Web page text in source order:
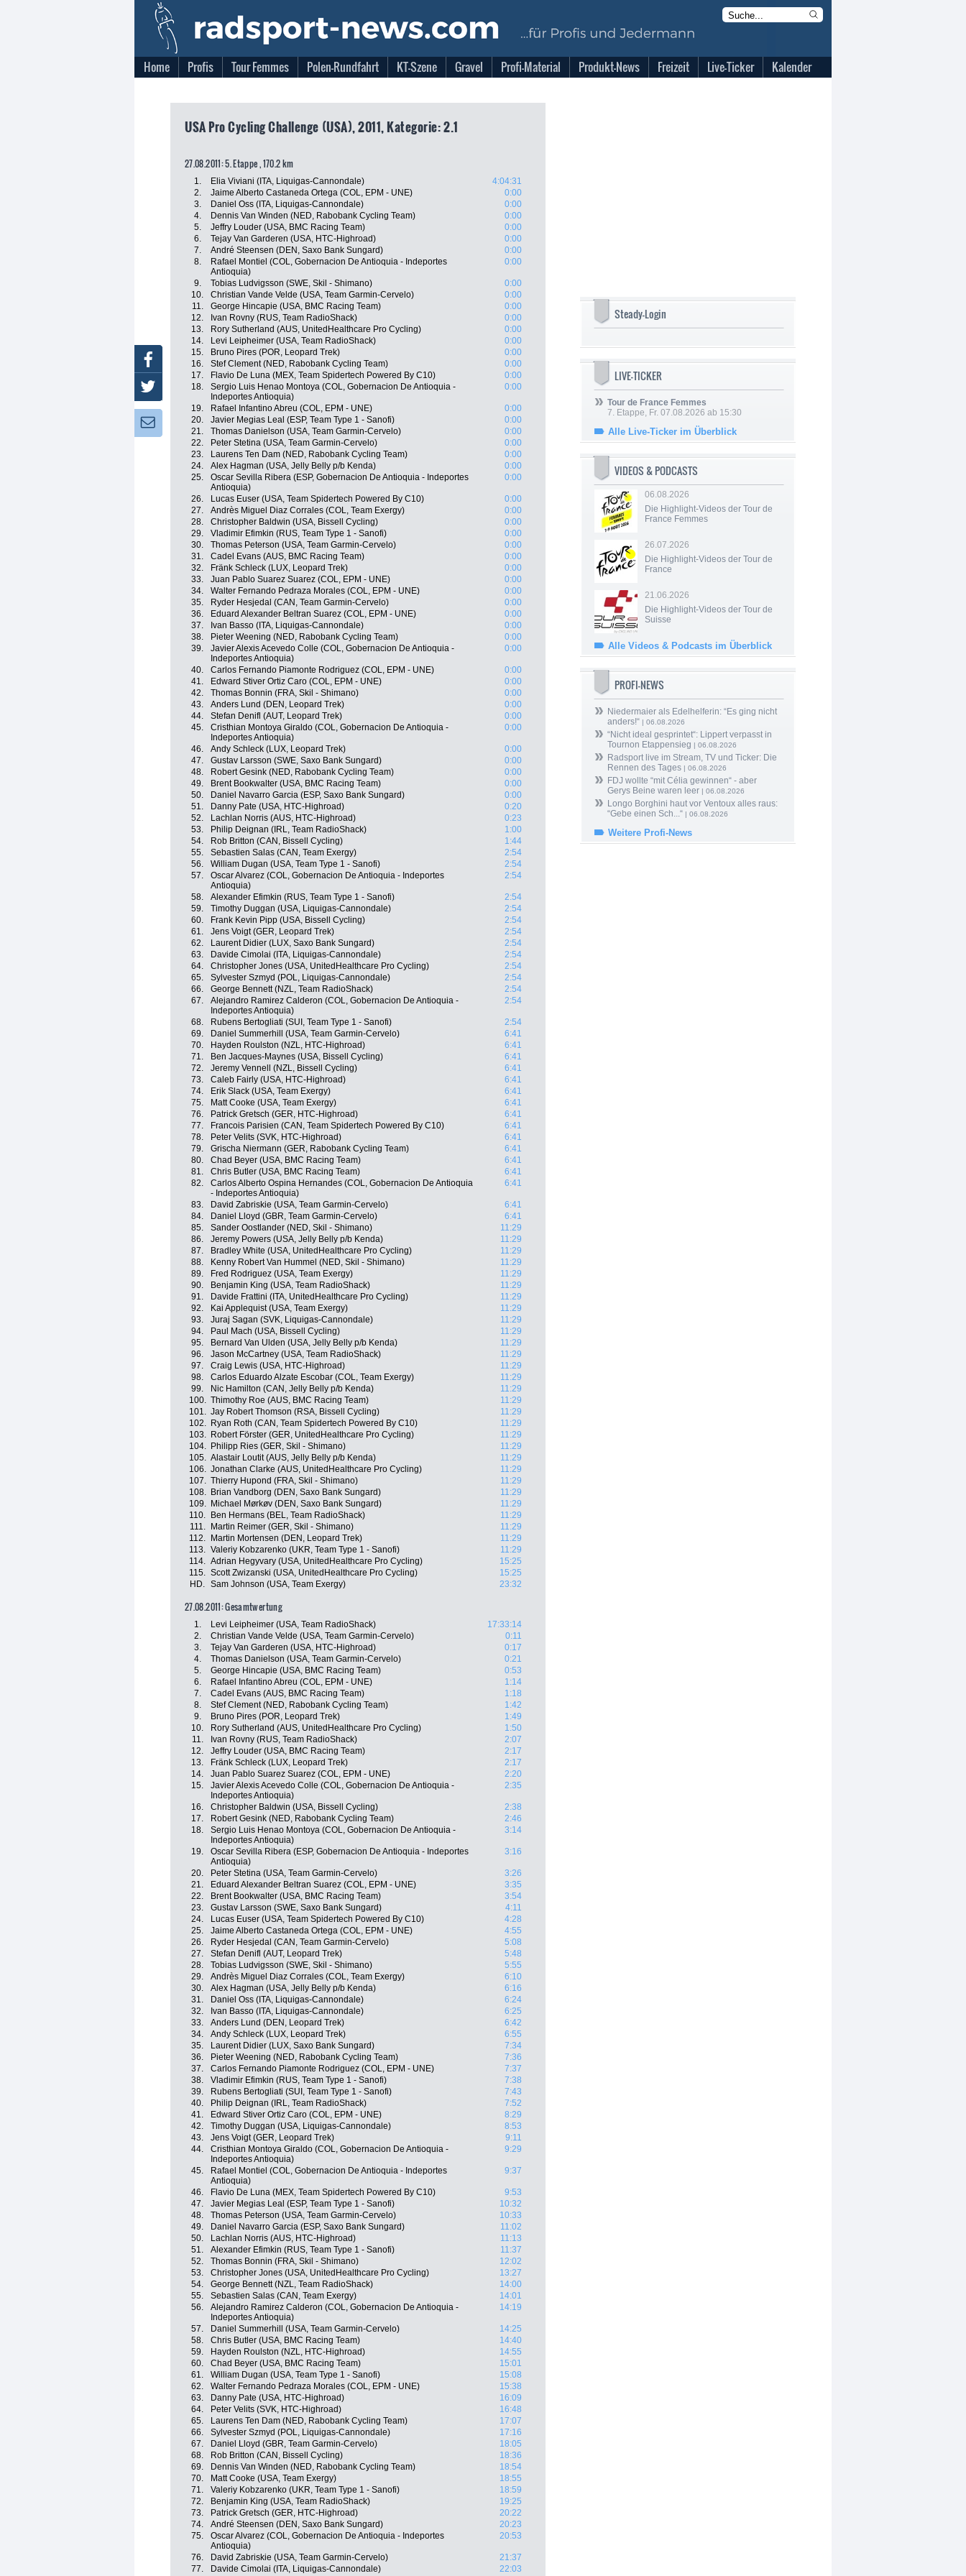
Home Profis Tour Femmes Polen-Rundfahrt KT-Szene Gravel Profi-Material Produkt-News Freizeit Live-Ticker Kalender
USA Pro Cycling Challenge (USA), 2011, Kategorie: 2.1
27.08.2011: 5. Etappe , 170.2 km
1. Elia Viviani (ITA, Liquigas-Cannondale)
4:04:31
2.
Jaime Alberto Castaneda Ortega (COL, EPM - UNE)
0:00
3.
Daniel Oss (ITA, Liquigas-Cannondale)
0:00
4.
Dennis Van Winden (NED, Rabobank Cycling Team)
0:00
5.
Jeffry Louder (USA, BMC Racing Team)
0:00
6.
Tejay Van Garderen (USA, HTC-Highroad)
0:00
7.
André Steensen (DEN, Saxo Bank Sungard)
0:00
8.
Rafael Montiel (COL, Gobernacion De Antioquia - Indeportes
Antioquia)
0:00
9. Tobias Ludvigsson (SWE, Skil - Shimano)
0:00
10.
Christian Vande Velde (USA, Team Garmin-Cervelo)
0:00
11.
George Hincapie (USA, BMC Racing Team)
0:00
12.
Ivan Rovny (RUS, Team RadioShack)
0:00
13.
Rory Sutherland (AUS, UnitedHealthcare Pro Cycling)
0:00
14.
Levi Leipheimer (USA, Team RadioShack)
0:00
15.
Bruno Pires (POR, Leopard Trek)
0:00
16.
Stef Clement (NED, Rabobank Cycling Team)
0:00
17.
Flavio De Luna (MEX, Team Spidertech Powered By C10)
0:00
18.
Sergio Luis Henao Montoya (COL, Gobernacion De Antioquia -
Indeportes Antioquia)
0:00
19. Rafael Infantino Abreu (COL, EPM - UNE)
0:00
20.
Javier Megias Leal (ESP, Team Type 1 - Sanofi)
0:00
21.
Thomas Danielson (USA, Team Garmin-Cervelo)
0:00
22.
Peter Stetina (USA, Team Garmin-Cervelo)
0:00
23.
Laurens Ten Dam (NED, Rabobank Cycling Team)
0:00
24.
Alex Hagman (USA, Jelly Belly p/b Kenda)
0:00
25.
Oscar Sevilla Ribera (ESP, Gobernacion De Antioquia - Indeportes
Antioquia)
0:00
26. Lucas Euser (USA, Team Spidertech Powered By C10)
0:00
27.
Andrès Miguel Diaz Corrales (COL, Team Exergy)
0:00
28.
Christopher Baldwin (USA, Bissell Cycling)
0:00
29.
Vladimir Efimkin (RUS, Team Type 1 - Sanofi)
0:00
30.
Thomas Peterson (USA, Team Garmin-Cervelo)
0:00
31.
Cadel Evans (AUS, BMC Racing Team)
0:00
32.
Fränk Schleck (LUX, Leopard Trek)
0:00
33.
Juan Pablo Suarez Suarez (COL, EPM - UNE)
0:00
34.
Walter Fernando Pedraza Morales (COL, EPM - UNE)
0:00
35.
Ryder Hesjedal (CAN, Team Garmin-Cervelo)
0:00
36.
Eduard Alexander Beltran Suarez (COL, EPM - UNE)
0:00
37.
Ivan Basso (ITA, Liquigas-Cannondale)
0:00
38.
Pieter Weening (NED, Rabobank Cycling Team)
0:00
39.
Javier Alexis Acevedo Colle (COL, Gobernacion De Antioquia -
Indeportes Antioquia)
0:00
40. Carlos Fernando Piamonte Rodriguez (COL, EPM - UNE)
0:00
41.
Edward Stiver Ortiz Caro (COL, EPM - UNE)
0:00
42.
Thomas Bonnin (FRA, Skil - Shimano)
0:00
43.
Anders Lund (DEN, Leopard Trek)
0:00
44.
Stefan Denifl (AUT, Leopard Trek)
0:00
45.
Cristhian Montoya Giraldo (COL, Gobernacion De Antioquia -
Indeportes Antioquia)
0:00
46. Andy Schleck (LUX, Leopard Trek)
0:00
47.
Gustav Larsson (SWE, Saxo Bank Sungard)
0:00
48.
Robert Gesink (NED, Rabobank Cycling Team)
0:00
49.
Brent Bookwalter (USA, BMC Racing Team)
0:00
50.
Daniel Navarro Garcia (ESP, Saxo Bank Sungard)
0:00
51.
Danny Pate (USA, HTC-Highroad)
0:20
52.
Lachlan Norris (AUS, HTC-Highroad)
0:23
53.
Philip Deignan (IRL, Team RadioShack)
1:00
54.
Rob Britton (CAN, Bissell Cycling)
1:44
55.
Sebastien Salas (CAN, Team Exergy)
2:54
56.
William Dugan (USA, Team Type 1 - Sanofi)
2:54
57.
Oscar Alvarez (COL, Gobernacion De Antioquia - Indeportes
Antioquia)
2:54
58. Alexander Efimkin (RUS, Team Type 1 - Sanofi)
2:54
59.
Timothy Duggan (USA, Liquigas-Cannondale)
2:54
60.
Frank Kevin Pipp (USA, Bissell Cycling)
2:54
61.
Jens Voigt (GER, Leopard Trek)
2:54
62.
Laurent Didier (LUX, Saxo Bank Sungard)
2:54
63.
Davide Cimolai (ITA, Liquigas-Cannondale)
2:54
64.
Christopher Jones (USA, UnitedHealthcare Pro Cycling)
2:54
65.
Sylvester Szmyd (POL, Liquigas-Cannondale)
2:54
66.
George Bennett (NZL, Team RadioShack)
2:54
67.
Alejandro Ramirez Calderon (COL, Gobernacion De Antioquia -
Indeportes Antioquia)
2:54
68. Rubens Bertogliati (SUI, Team Type 1 - Sanofi)
2:54
69.
Daniel Summerhill (USA, Team Garmin-Cervelo)
6:41
70.
Hayden Roulston (NZL, HTC-Highroad)
6:41
71.
Ben Jacques-Maynes (USA, Bissell Cycling)
6:41
72.
Jeremy Vennell (NZL, Bissell Cycling)
6:41
73.
Caleb Fairly (USA, HTC-Highroad)
6:41
74.
Erik Slack (USA, Team Exergy)
6:41
75.
Matt Cooke (USA, Team Exergy)
6:41
76.
Patrick Gretsch (GER, HTC-Highroad)
6:41
77.
Francois Parisien (CAN, Team Spidertech Powered By C10)
6:41
78.
Peter Velits (SVK, HTC-Highroad)
6:41
79.
Grischa Niermann (GER, Rabobank Cycling Team)
6:41
80.
Chad Beyer (USA, BMC Racing Team)
6:41
81.
Chris Butler (USA, BMC Racing Team)
6:41
82.
Carlos Alberto Ospina Hernandes (COL, Gobernacion De Antioquia
- Indeportes Antioquia)
6:41
83. David Zabriskie (USA, Team Garmin-Cervelo)
6:41
84.
Daniel Lloyd (GBR, Team Garmin-Cervelo)
6:41
85.
Sander Oostlander (NED, Skil - Shimano)
11:29
86.
Jeremy Powers (USA, Jelly Belly p/b Kenda)
11:29
87.
Bradley White (USA, UnitedHealthcare Pro Cycling)
11:29
88.
Kenny Robert Van Hummel (NED, Skil - Shimano)
11:29
89.
Fred Rodriguez (USA, Team Exergy)
11:29
90.
Benjamin King (USA, Team RadioShack)
11:29
91.
Davide Frattini (ITA, UnitedHealthcare Pro Cycling)
11:29
92.
Kai Applequist (USA, Team Exergy)
11:29
93.
Juraj Sagan (SVK, Liquigas-Cannondale)
11:29
94.
Paul Mach (USA, Bissell Cycling)
11:29
95.
Bernard Van Ulden (USA, Jelly Belly p/b Kenda)
11:29
96.
Jason McCartney (USA, Team RadioShack)
11:29
97.
Craig Lewis (USA, HTC-Highroad)
11:29
98.
Carlos Eduardo Alzate Escobar (COL, Team Exergy)
11:29
99.
Nic Hamilton (CAN, Jelly Belly p/b Kenda)
11:29
100. Thimothy Roe (AUS, BMC Racing Team)
11:29
101. Jay Robert Thomson (RSA, Bissell Cycling)
11:29
102.
Ryan Roth (CAN, Team Spidertech Powered By C10)
11:29
103.
Robert Förster (GER, UnitedHealthcare Pro Cycling)
11:29
104.
Philipp Ries (GER, Skil - Shimano)
11:29
105. Alastair Loutit (AUS, Jelly Belly p/b Kenda)
11:29
106. Jonathan Clarke (AUS, UnitedHealthcare Pro Cycling)
11:29
107. Thierry Hupond (FRA, Skil - Shimano)
11:29
108.
Brian Vandborg (DEN, Saxo Bank Sungard)
11:29
109.
Michael Mørkøv (DEN, Saxo Bank Sungard)
11:29
110.
Ben Hermans (BEL, Team RadioShack)
11:29
111.
Martin Reimer (GER, Skil - Shimano)
11:29
112.
Martin Mortensen (DEN, Leopard Trek)
11:29
113. Valeriy Kobzarenko (UKR, Team Type 1 - Sanofi)
11:29
114. Adrian Hegyvary (USA, UnitedHealthcare Pro Cycling)
15:25
115. Scott Zwizanski (USA, UnitedHealthcare Pro Cycling)
15:25
HD. Sam Johnson (USA, Team Exergy) 23:32
27.08.2011: Gesamtwertung
1. Levi Leipheimer (USA, Team RadioShack)
17:33:14
2.
Christian Vande Velde (USA, Team Garmin-Cervelo)
0:11
3.
Tejay Van Garderen (USA, HTC-Highroad)
0:17
4.
Thomas Danielson (USA, Team Garmin-Cervelo)
0:21
5.
George Hincapie (USA, BMC Racing Team)
0:53
6.
Rafael Infantino Abreu (COL, EPM - UNE)
1:14
7.
Cadel Evans (AUS, BMC Racing Team)
1:18
8.
Stef Clement (NED, Rabobank Cycling Team)
1:42
9.
Bruno Pires (POR, Leopard Trek)
1:49
10.
Rory Sutherland (AUS, UnitedHealthcare Pro Cycling)
1:50
11.
Ivan Rovny (RUS, Team RadioShack)
2:07
12.
Jeffry Louder (USA, BMC Racing Team)
2:17
13.
Fränk Schleck (LUX, Leopard Trek)
2:17
14.
Juan Pablo Suarez Suarez (COL, EPM - UNE)
2:20
15.
Javier Alexis Acevedo Colle (COL, Gobernacion De Antioquia -
Indeportes Antioquia)
2:35
16. Christopher Baldwin (USA, Bissell Cycling)
2:38
17.
Robert Gesink (NED, Rabobank Cycling Team)
2:46
18.
Sergio Luis Henao Montoya (COL, Gobernacion De Antioquia -
Indeportes Antioquia)
3:14
19.
Oscar Sevilla Ribera (ESP, Gobernacion De Antioquia - Indeportes
Antioquia)
3:16
20. Peter Stetina (USA, Team Garmin-Cervelo)
3:26
21.
Eduard Alexander Beltran Suarez (COL, EPM - UNE)
3:35
22.
Brent Bookwalter (USA, BMC Racing Team)
3:54
23.
Gustav Larsson (SWE, Saxo Bank Sungard)
4:11
24.
Lucas Euser (USA, Team Spidertech Powered By C10)
4:28
25.
Jaime Alberto Castaneda Ortega (COL, EPM - UNE)
4:55
26.
Ryder Hesjedal (CAN, Team Garmin-Cervelo)
5:08
27.
Stefan Denifl (AUT, Leopard Trek)
5:48
28.
Tobias Ludvigsson (SWE, Skil - Shimano)
5:55
29.
Andrès Miguel Diaz Corrales (COL, Team Exergy)
6:10
30.
Alex Hagman (USA, Jelly Belly p/b Kenda)
6:16
31.
Daniel Oss (ITA, Liquigas-Cannondale)
6:24
32.
Ivan Basso (ITA, Liquigas-Cannondale)
6:25
33.
Anders Lund (DEN, Leopard Trek)
6:42
34.
Andy Schleck (LUX, Leopard Trek)
6:55
35.
Laurent Didier (LUX, Saxo Bank Sungard)
7:34
36.
Pieter Weening (NED, Rabobank Cycling Team)
7:36
37.
Carlos Fernando Piamonte Rodriguez (COL, EPM - UNE)
7:37
38.
Vladimir Efimkin (RUS, Team Type 1 - Sanofi)
7:38
39.
Rubens Bertogliati (SUI, Team Type 1 - Sanofi)
7:43
40.
Philip Deignan (IRL, Team RadioShack)
7:52
41.
Edward Stiver Ortiz Caro (COL, EPM - UNE)
8:29
42.
Timothy Duggan (USA, Liquigas-Cannondale)
8:53
43.
Jens Voigt (GER, Leopard Trek)
9:11
44.
Cristhian Montoya Giraldo (COL, Gobernacion De Antioquia -
Indeportes Antioquia)
9:29
45.
Rafael Montiel (COL, Gobernacion De Antioquia - Indeportes
Antioquia)
9:37
46. Flavio De Luna (MEX, Team Spidertech Powered By C10)
9:53
47.
Javier Megias Leal (ESP, Team Type 1 - Sanofi)
10:32
48.
Thomas Peterson (USA, Team Garmin-Cervelo)
10:33
49.
Daniel Navarro Garcia (ESP, Saxo Bank Sungard)
11:02
50.
Lachlan Norris (AUS, HTC-Highroad)
11:13
51.
Alexander Efimkin (RUS, Team Type 1 - Sanofi)
11:37
52.
Thomas Bonnin (FRA, Skil - Shimano)
12:02
53.
Christopher Jones (USA, UnitedHealthcare Pro Cycling)
13:27
54.
George Bennett (NZL, Team RadioShack)
14:00
55.
Sebastien Salas (CAN, Team Exergy)
14:01
56.
Alejandro Ramirez Calderon (COL, Gobernacion De Antioquia -
Indeportes Antioquia)
14:19
57. Daniel Summerhill (USA, Team Garmin-Cervelo)
14:25
58.
Chris Butler (USA, BMC Racing Team)
14:40
59.
Hayden Roulston (NZL, HTC-Highroad)
14:55
60.
Chad Beyer (USA, BMC Racing Team)
15:01
61.
William Dugan (USA, Team Type 1 - Sanofi)
15:08
62.
Walter Fernando Pedraza Morales (COL, EPM - UNE)
15:38
63.
Danny Pate (USA, HTC-Highroad)
16:09
64.
Peter Velits (SVK, HTC-Highroad)
16:48
65.
Laurens Ten Dam (NED, Rabobank Cycling Team)
17:07
66.
Sylvester Szmyd (POL, Liquigas-Cannondale)
17:16
67.
Daniel Lloyd (GBR, Team Garmin-Cervelo)
18:05
68.
Rob Britton (CAN, Bissell Cycling)
18:36
69.
Dennis Van Winden (NED, Rabobank Cycling Team)
18:54
70.
Matt Cooke (USA, Team Exergy)
18:55
71.
Valeriy Kobzarenko (UKR, Team Type 1 - Sanofi)
18:59
72.
Benjamin King (USA, Team RadioShack)
19:25
73.
Patrick Gretsch (GER, HTC-Highroad)
20:22
74.
André Steensen (DEN, Saxo Bank Sungard)
20:23
75.
Oscar Alvarez (COL, Gobernacion De Antioquia - Indeportes
Antioquia)
20:53
76. David Zabriskie (USA, Team Garmin-Cervelo)
21:37
77.
Davide Cimolai (ITA, Liquigas-Cannondale)
22:03
Steady-Login
LIVE-TICKER
Tour de France Femmes
7. Etappe, Fr. 07.08.2026 ab 15:30
Alle Live-Ticker im Überblick
VIDEOS & PODCASTS
06.08.2026
Die Highlight-Videos der Tour de
France Femmes
26.07.2026
Die Highlight-Videos der Tour de
France
21.06.2026
Die Highlight-Videos der Tour de
Suisse
Alle Videos & Podcasts im Überblick
PROFI-NEWS
Niedermaier als Edelhelferin: “Es ging nicht
anders!“ | 06.08.2026
“Nicht ideal gesprintet“: Lippert verpasst in
Tournon Etappensieg | 06.08.2026
Radsport live im Stream, TV und Ticker: Die
Rennen des Tages | 06.08.2026
FDJ wollte “mit Célia gewinnen“ - aber
Gerys Beine waren leer | 06.08.2026
Longo Borghini haut vor Ventoux alles raus:
“Gebe einen Sch...“ | 06.08.2026
Weitere Profi-News
Facebook
Twitter
Newsletter: